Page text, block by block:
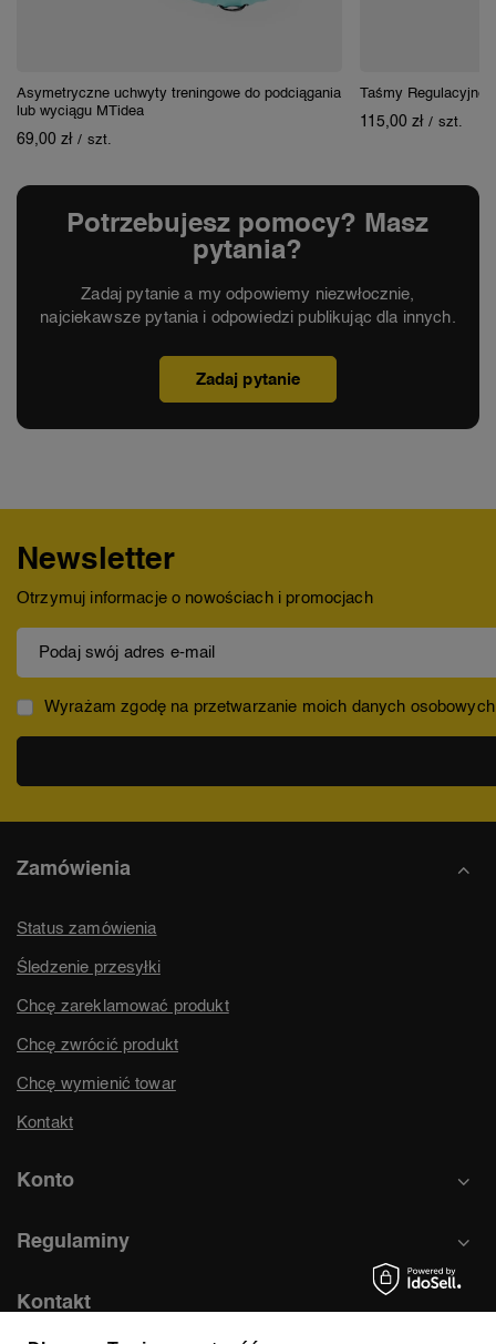
Asymetryczne uchwyty treningowe do podciągania
lub wyciągu MTidea
69,00 zł / szt.
Taśmy Regulacyjne
115,00 zł / szt.
Potrzebujesz pomocy? Masz
pytania?
Zadaj pytanie a my odpowiemy niezwłocznie,
najciekawsze pytania i odpowiedzi publikując dla innych.
Zadaj pytanie
Newsletter
Otrzymuj informacje o nowościach i promocjach
Podaj swój adres e-mail
Wyrażam zgodę na przetwarzanie moich danych
Zamówienia
Status zamówienia
Śledzenie przesyłki
Chcę zareklamować produkt
Chcę zwrócić produkt
Chcę wymienić towar
Kontakt
Konto
Regulaminy
Kontakt